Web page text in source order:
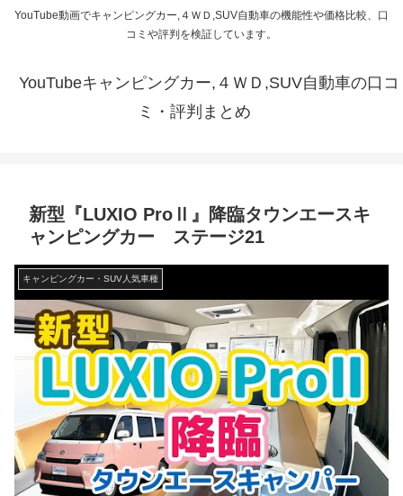
YouTube動画でキャンピングカー,４ＷＤ,SUV自動車の機能性や価格比較、口
コミや評判を検証しています。
YouTubeキャンピングカー,４ＷＤ,SUV自動車の口コ
ミ・評判まとめ
新型『LUXIO ProⅡ』降臨タウンエースキ
ャンピングカー ステージ21
キャンピングカー・SUV人気車種